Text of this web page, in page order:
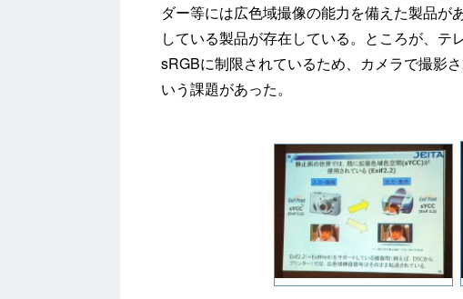
ダー等には広色域撮像の能力を備えた製品
している製品が存在している。ところが、
sRGBに制限されているため、カメラで撮影
いう課題があった。